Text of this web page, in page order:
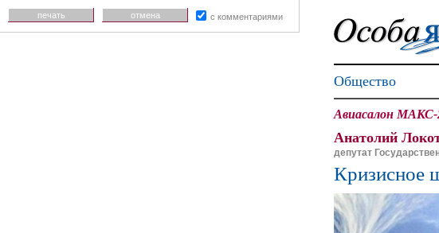
Общество
Авиасалон МАКС-
Анатолий
депутат
Кризисное
печать отмена с комментариями